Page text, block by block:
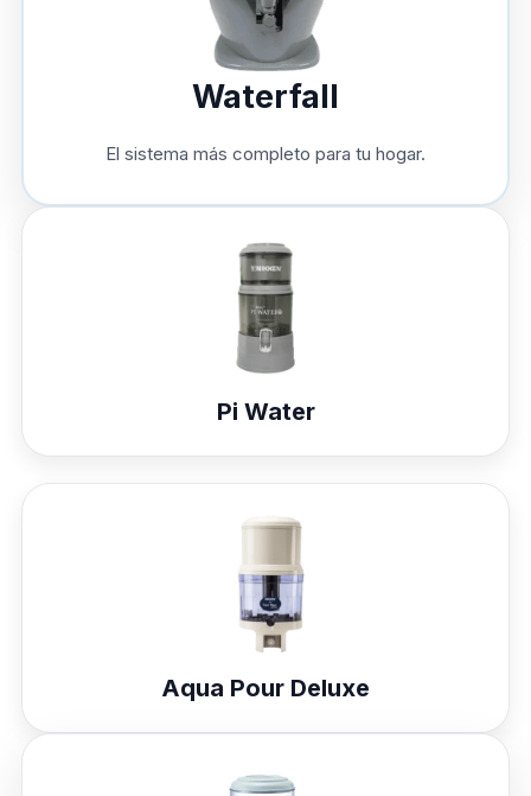
Waterfall
El sistema más completo para tu hogar.
Pi Water
Aqua Pour Deluxe